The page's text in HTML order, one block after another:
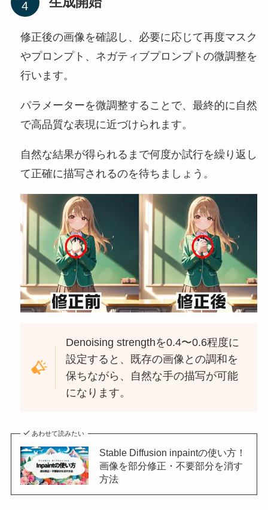
修正後の画像を確認し、必要に応じて再度マスク
やプロンプト、ネガティブプロンプトの微調整を
行います。
パラメーターを微調整することで、最終的に自然
で高品質な表現に近づけられます。
自然な結果が得られるまで何度か試行を繰り返し
て正確に描写されるのを待ちましょう。
Denoising strengthを0.4〜0.6程度に
設定すると、既存の画像との調和を
保ちながら、自然な手の描写が可能
になります。
あわせて読みたい
Stable Diffusion inpaintの使い方！
画像を部分修正・不要部分を消す
方法